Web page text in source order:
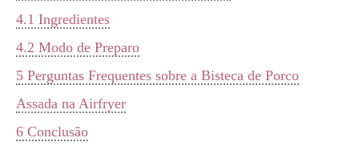
4.1 Ingredientes
4.2 Modo de Preparo
5 Perguntas Frequentes sobre a Bisteca de Porco
Assada na Airfryer
6 Conclusão